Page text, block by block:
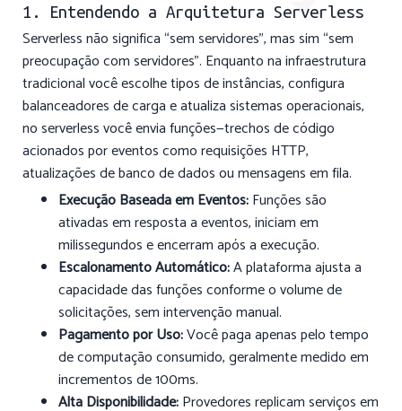
1. Entendendo a Arquitetura Serverless
Serverless não significa “sem servidores”, mas sim “sem
preocupação com servidores”. Enquanto na infraestrutura
tradicional você escolhe tipos de instâncias, configura
balanceadores de carga e atualiza sistemas operacionais,
no serverless você envia funções—trechos de código
acionados por eventos como requisições HTTP,
atualizações de banco de dados ou mensagens em fila.
Execução Baseada em Eventos:Funções são
ativadas em resposta a eventos, iniciam em
milissegundos e encerram após a execução.
Escalonamento Automático:A plataforma ajusta a
capacidade das funções conforme o volume de
solicitações, sem intervenção manual.
Pagamento por Uso:Você paga apenas pelo tempo
de computação consumido, geralmente medido em
incrementos de 100ms.
Alta Disponibilidade:Provedores replicam serviços em